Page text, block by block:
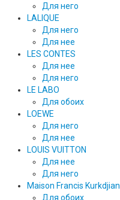
Для него
LALIQUE
Для него
Для нее
LES CONTES
Для нее
Для него
LE LABO
Для обоих
LOEWE
Для него
Для нее
LOUIS VUITTON
Для нее
Для него
Maison Francis Kurkdjian
Для обоих